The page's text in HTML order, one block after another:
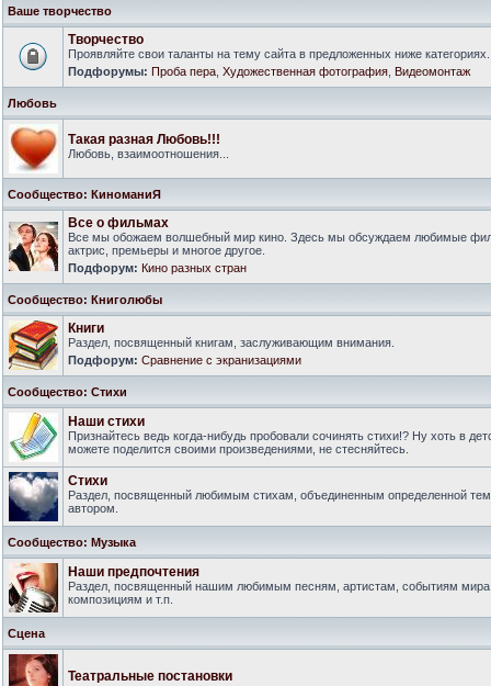
Ваше творчество
Творчество
Проявляйте свои таланты на тему сайта в предложенных ниже категориях.
Подфорумы: Проба пера Художественная фотография Видеомонтаж
Любовь
Такая разная Любовь!!!
Любовь, взаимоотношения...
Сообщество: КиноманиЯ
Все о фильмах
Все мы обожаем волшебный мир кино. Здесь мы обсуждаем любимые
актрис, премьеры и многое другое.
Подфорум: Кино разных стран
Сообщество: Книголюбы
Книги
Раздел, посвященный книгам, заслуживающим внимания.
Подфорум: Сравнение с экранизациями
Сообщество: Стихи
Наши стихи
Признайтесь ведь когда-нибудь пробовали сочинять стихи!? Ну хоть в
можете поделится своими произведениями, не стесняйтесь.
Стихи
Раздел, посвященный любимым стихам, объединенным определенной
автором.
Сообщество: Музыка
Наши предпочтения
Раздел, посвященный нашим любимым песням, артистам, событиям
композициям и т.п.
Сцена
Театральные постановки